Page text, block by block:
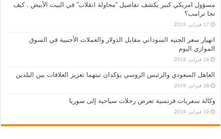
مسؤول امريكي كبير يكشف تفاصيل “محاولة انقلاب” في البيت الأبيض.. كيف
نجا ترامب؟
17 فبراير، 2019
انهيار سعر الجنيه السوداني مقابل الدولار والعملات الأجنبية في السوق
الموازي اليوم
18 فبراير، 2019
العاهل السعودي والرئيس الروسي يؤكدان نيتهما تعزيز العلاقات بين البلدين
19 فبراير، 2019
وكالة سفريات فرنسية تعرض رحلات سياحية إلى سوريا
19 فبراير، 2019